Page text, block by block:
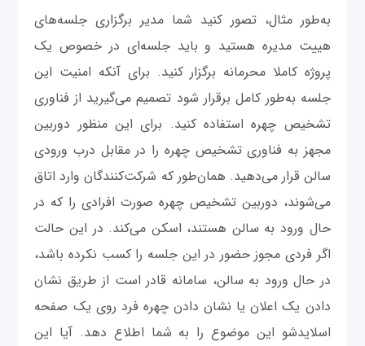
به‌طور مثال، تصور کنید شما مدیر برگزاری جلسه‌های
هییت مدیره هستید و باید جلسه‌ای در خصوص یک
پروژه کاملا محرمانه برگزار کنید. برای آنکه امنیت این
جلسه به‌طور کامل برقرار شود تصمیم می‌گیرید از فناوری
تشخیص چهره استفاده کنید. برای این منظور دوربین
مجهز به فناوری تشخیص چهره را در مقابل درب ورودی
سالن قرار می‌دهید. همان‌طور که شرکت‌کنندگان وارد اتاق
می‌شوند، دوربین تشخیص چهره صورت افرادی را که در
حال ورود به سالن هستند، اسکن می‌کند. در این حالت
اگر فردی مجوز حضور در این جلسه را کسب نکرده باشد،
در حال ورود به سالن، سامانه قادر است از طریق نشان
دادن یک اعلان یا نشان دادن چهره فرد روی یک صفحه
اسلایدشو این موضوع را به شما اطلاع دهد. آیا این